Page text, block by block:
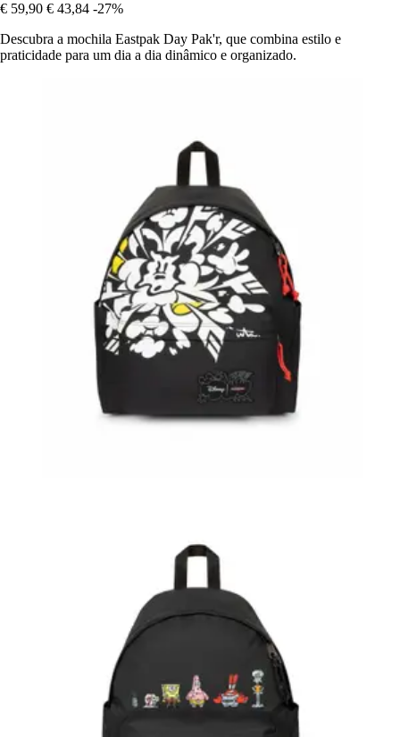
€ 59,90 € 43,84 -27%
Descubra a mochila Eastpak Day Pak'r, que combina estilo e
praticidade para um dia a dia dinâmico e organizado.